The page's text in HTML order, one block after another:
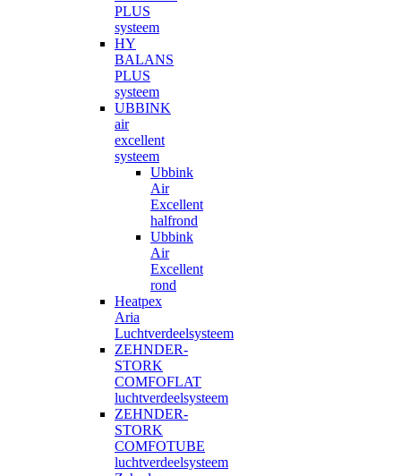
PLUS
systeem
HY
BALANS
PLUS
systeem
UBBINK
air
excellent
systeem
Ubbink
Air
Excellent
halfrond
Ubbink
Air
Excellent
rond
Heatpex
Aria
Luchtverdeelsysteem
ZEHNDER-
STORK
COMFOFLAT
luchtverdeelsysteem
ZEHNDER-
STORK
COMFOTUBE
luchtverdeelsysteem